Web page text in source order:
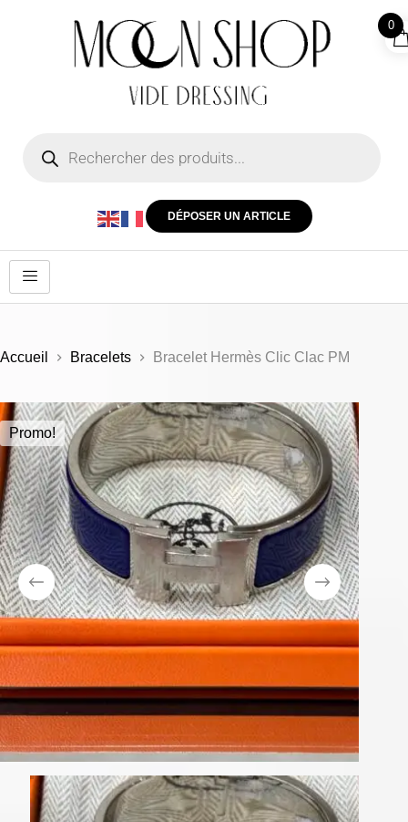
DÉPOSER UN ARTICLE
Accueil Bracelets Bracelet Hermès Clic Clac PM
Promo!
0